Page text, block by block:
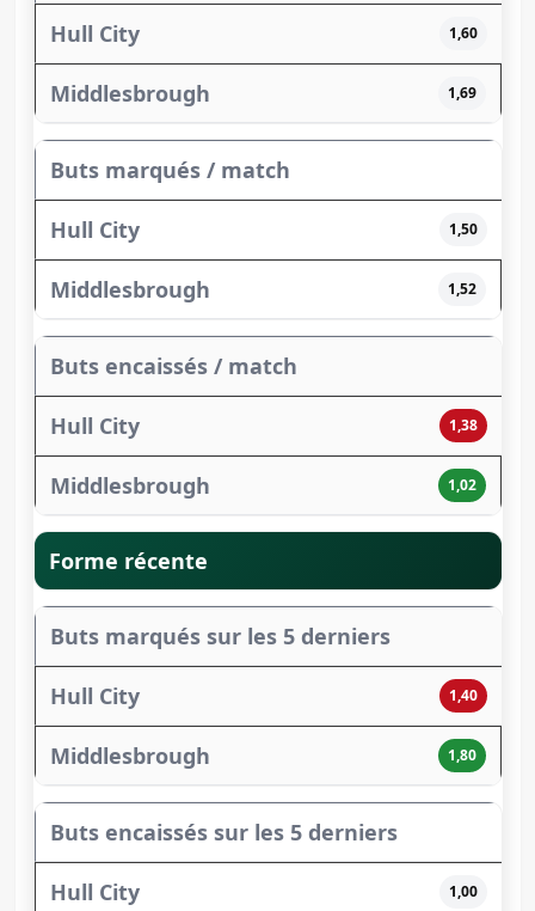
1,60
1,69
Buts marqués / match
1,50
1,52
Buts encaissés / match
1,38
1,02
Forme récente
Buts marqués sur les 5 derniers
1,40
1,80
Buts encaissés sur les 5 derniers
1,00